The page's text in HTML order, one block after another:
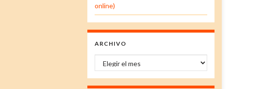
online)
ARCHIVO
Archivo